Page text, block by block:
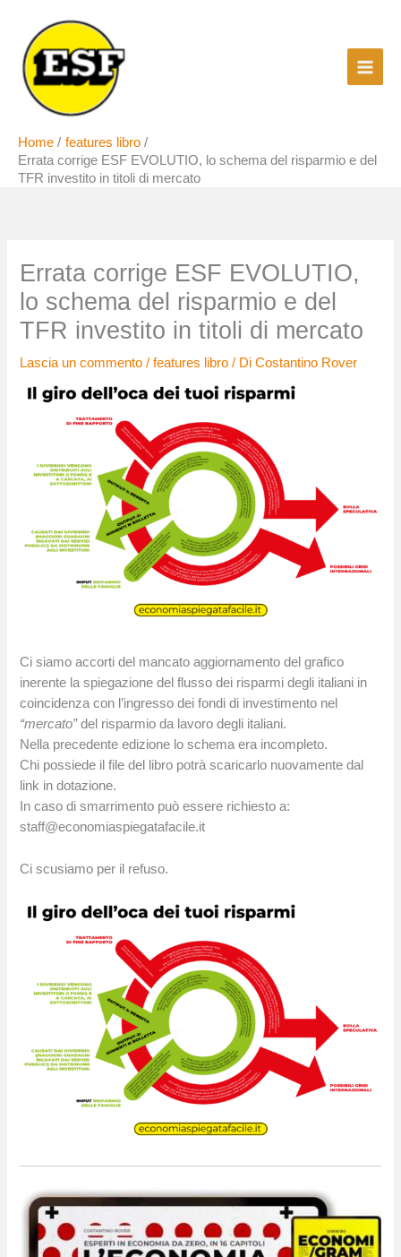
contenuto
Home
features libro
Errata corrige ESF EVOLUTIO, lo schema del risparmio e del
TFR investito in titoli di mercato
Errata corrige ESF EVOLUTIO,
lo schema del risparmio e del
TFR investito in titoli di mercato
Lascia un commento /features libro / DiCostantino Rover
Ci siamo accorti del mancato aggiornamento del grafico
inerente la spiegazione del flusso dei risparmi degli italiani in
coincidenza con l’ingresso dei fondi di investimento nel
“mercato”del risparmio da lavoro degli italiani.
Nella precedente edizione lo schema era incompleto.
Chi possiede il file del libro potrà scaricarlo nuovamente dal
link in dotazione.
In caso di smarrimento può essere richiesto a:
staff@economiaspiegatafacile.it
Ci scusiamo per il refuso.